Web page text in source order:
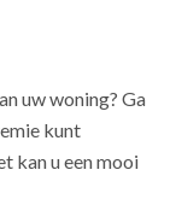
uw woning? Ga
kunt
kan u een mooi